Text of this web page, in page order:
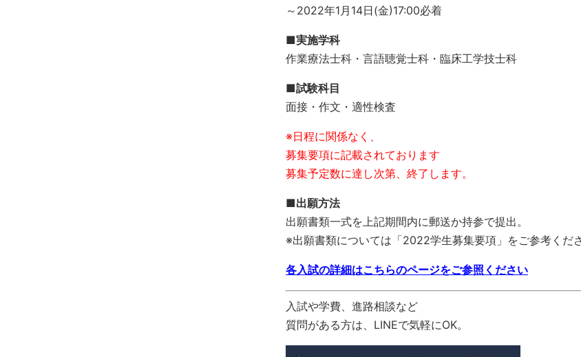
～2022年1月14日(金)17:00必着
■実施学科
作業療法士科・言語聴覚士科・臨床工学技士科
■試験科目
面接・作文・適性検査
※日程に関係なく、
募集要項に記載されております
募集予定数に達し次第、終了します。
■出願方法
出願書類一式を上記期間内に郵送か持参で提出。
※出願書類については「2022学生募集要項」をご参考くださ
各入試の詳細はこちらのページをご参照ください
入試や学費、進路相談など
質問がある方は、LINEで気軽にOK。